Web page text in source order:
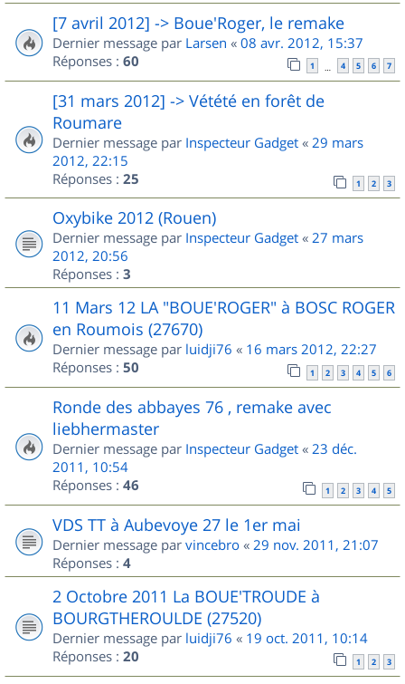
[7 avril 2012] -> Boue'Roger, le remake
Dernier message par Larsen « 08 avr. 2012, 15:37
Réponses : 60 1 … 4 5 6 7
[31 mars 2012] -> Vétété en forêt de
Roumare
Dernier message par Inspecteur Gadget « 29 mars
2012, 22:15
Réponses : 25 1 2 3
Oxybike 2012 (Rouen)
Dernier message par Inspecteur Gadget « 27 mars
2012, 20:56
Réponses : 3
11 Mars 12 LA "BOUE'ROGER" à BOSC ROGER
en Roumois (27670)
Dernier message par luidji76 « 16 mars 2012, 22:27
Réponses : 50 1 2 3 4 5 6
Ronde des abbayes 76 , remake avec
liebhermaster
Dernier message par Inspecteur Gadget « 23 déc.
2011, 10:54
Réponses : 46 1 2 3 4 5
VDS TT à Aubevoye 27 le 1er mai
Dernier message par vincebro « 29 nov. 2011, 21:07
Réponses : 4
2 Octobre 2011 La BOUE'TROUDE à
BOURGTHEROULDE (27520)
Dernier message par luidji76 « 19 oct. 2011, 10:14
Réponses : 20 1 2 3